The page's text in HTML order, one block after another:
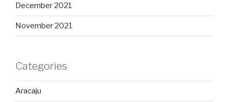
December 2021
November 2021
Categories
Aracaju